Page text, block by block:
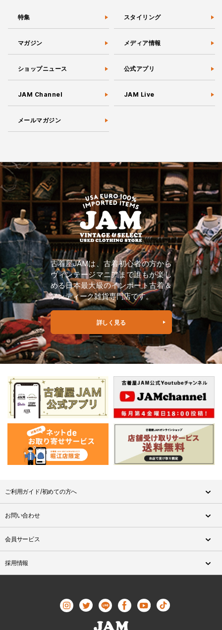
特集 スタイリング
マガジン メディア情報
ショップニュース 公式アプリ
JAM Channel JAM Live
メールマガジン
古着屋JAMは、古着初心者の方から
ヴィンテージマニアまで誰もが楽し
める日本最大級のインポート古着＆
アンティーク雑貨専門店です。
詳しく見る
ご利用ガイド/初めての方へ
お問い合わせ
会員サービス
採用情報